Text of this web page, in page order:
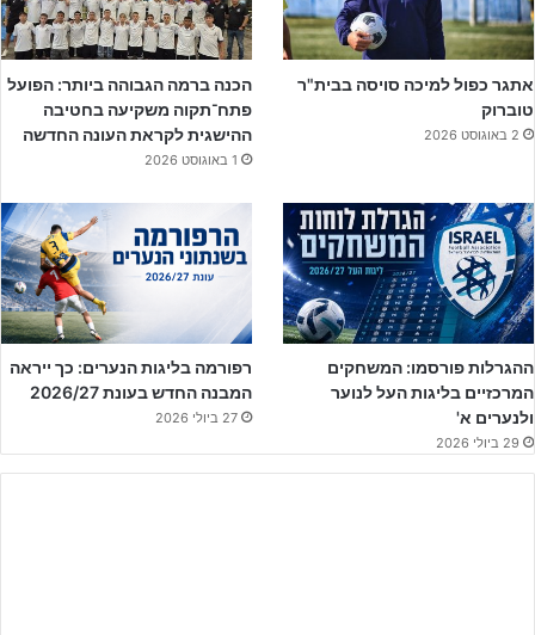
מוחמד מיעארי
הקפטן של בני סכנין לקח את האחריות ושלח את הכדור
לרשת – 1:0 לבני סכנין.
הפועל ירושלים שניסתה לחזור למשחק לא השכילה לכבוש לראשונה
העונה לשערה של סכנין בעוד האורחת יצאה להתקפות מעבר והייתה
אתגר כפול למיכה סויסה בבית"ר
טוברוק
2 באוגוסט 2026
הכנה ברמה הגבוהה ביותר: הפועל
פתח־תקוה משקיעה בחטיבה
ההישגית לקראת העונה החדשה
1 באוגוסט 2026
ההגרלות פורסמו: המשחקים
המרכזיים בליגות העל לנוער
ולנערים א'
29 ביולי 2026
רפורמה בליגות הנערים: כך ייראה
המבנה החדש בעונת 2026/27
27 ביולי 2026